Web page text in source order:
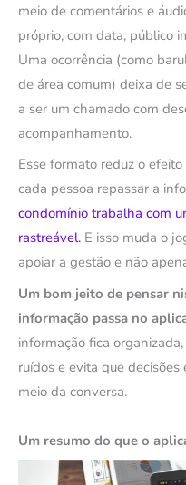
meio de comentários e
próprio, com data, público
Uma ocorrência (como
de área comum) deixa de
a ser um chamado com
acompanhamento.
Esse formato reduz o
cada pessoa repassar a
condomínio trabalha com
rastreável. E isso muda o
apoiar a gestão e não
Um bom jeito de pensar
informação passa no
informação fica
ruídos e evita que
meio da conversa.
Um resumo do que o